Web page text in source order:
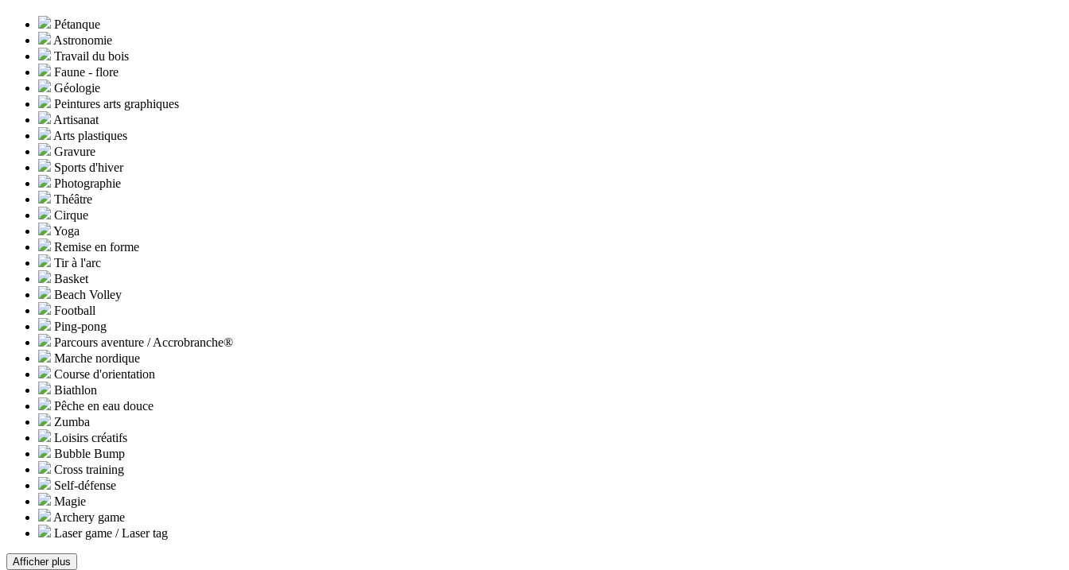
Pétanque
Astronomie
Travail du bois
Faune - flore
Géologie
Peintures arts graphiques
Artisanat
Arts plastiques
Gravure
Sports d'hiver
Photographie
Théâtre
Cirque
Yoga
Remise en forme
Tir à l'arc
Basket
Beach Volley
Football
Ping-pong
Parcours aventure / Accrobranche®
Marche nordique
Course d'orientation
Biathlon
Pêche en eau douce
Zumba
Loisirs créatifs
Bubble Bump
Cross training
Self-défense
Magie
Archery game
Laser game / Laser tag
Afficher plus